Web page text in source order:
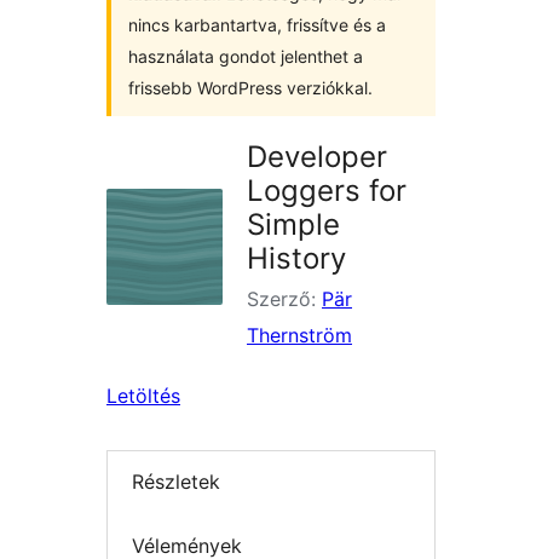
nincs karbantartva, frissítve és a
használata gondot jelenthet a
frissebb WordPress verziókkal.
Developer
Loggers for
Simple
History
Szerző: Pär
Thernström
Letöltés
Részletek
Vélemények